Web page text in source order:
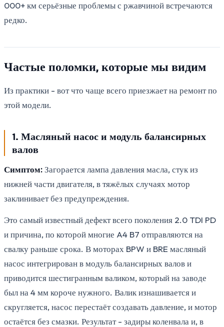
000+ км серьёзные проблемы с ржавчиной встречаются
редко.
Частые поломки, которые мы видим
Из практики - вот что чаще всего приезжает на ремонт по
этой модели.
1. Масляный насос и модуль балансирных
валов
Симптом:Загорается лампа давления масла, стук из
нижней части двигателя, в тяжёлых случаях мотор
заклинивает без предупреждения.
Это самый известный дефект всего поколения 2.0 TDI PD
и причина, по которой многие A4 B7 отправляются на
свалку раньше срока. В моторах BPW и BRE масляный
насос интегрирован в модуль балансирных валов и
приводится шестигранным валиком, который на заводе
был на 4 мм короче нужного. Валик изнашивается и
скругляется, насос перестаёт создавать давление, и мотор
остаётся без смазки. Результат - задиры коленвала и, в